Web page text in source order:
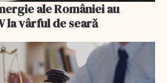
ale României au
la vârful de seară